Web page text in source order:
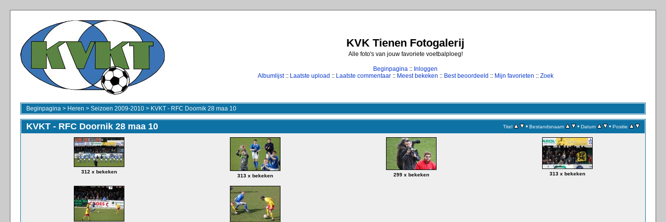
KVK Tienen Fotogalerij
Alle foto's van jouw favoriete voetbalploeg!
Beginpagina :: Inloggen
Albumlijst:: Laatste upload :: Laatste commentaar:: Meest bekeken :: Best beoordeeld :: Mijn favorieten :: Zoek
Beginpagina > Heren > Seizoen 2009-2010 > KVKT - RFC Doornik 28 maa 10
KVKT - RFC Doornik 28 maa 10 Titel • Bestandsnaam • Datum • Positie
312 x bekeken
313 x bekeken 299 x bekeken 313 x bekeken